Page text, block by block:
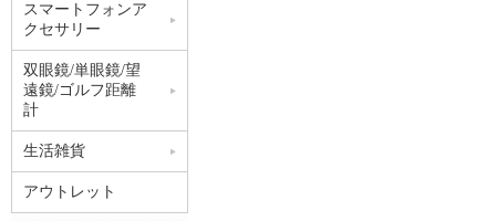
スマートフォンア
クセサリー
双眼鏡/単眼鏡/望
遠鏡/ゴルフ距離
計
生活雑貨
アウトレット